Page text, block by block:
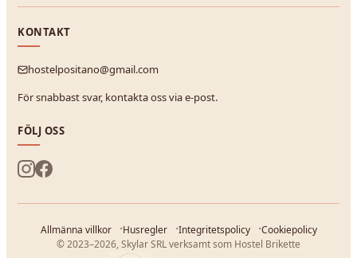
KONTAKT
hostelpositano@gmail.com
För snabbast svar, kontakta oss via e-post.
FÖLJ OSS
Allmänna villkor Husregler Integritetspolicy
Cookiepolicy
© 2023–2026, Skylar SRL verksamt som Hostel Brikette